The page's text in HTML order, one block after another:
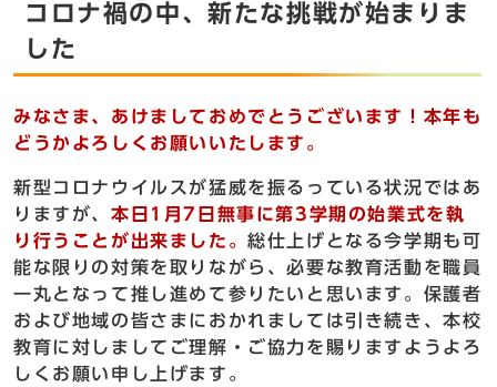
コロナ禍の中、新たな挑戦が始まりま
した
みなさま、あけましておめでとうございます！本年も
どうかよろしくお願いいたします。
新型コロナウイルスが猛威を振るっている状況ではあ
りますが、 本日1月7日無事に第3学期の始業式を執
り行うことが出来ました。総仕上げとなる今学期も可
能な限りの対策を取りながら、必要な教育活動を職員
一丸となって推し進めて参りたいと思います。保護者
および地域の皆さまにおかれましては引き続き、本校
教育に対しましてご理解・ご協力を賜りますようよろ
しくお願い申し上げます。